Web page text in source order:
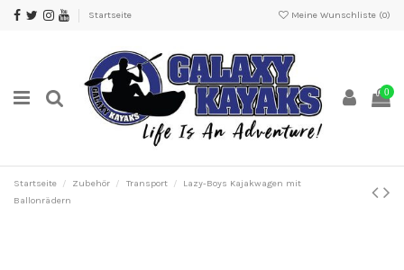
Startseite Meine Wunschliste (0)
0
Startseite Zubehör Transport
Lazy-Boys Kajakwagen mit
Ballonrädern